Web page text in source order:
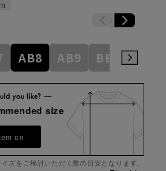
AB8 AB9 BE3
size
on
ズをご検討いただく際の目安となります。